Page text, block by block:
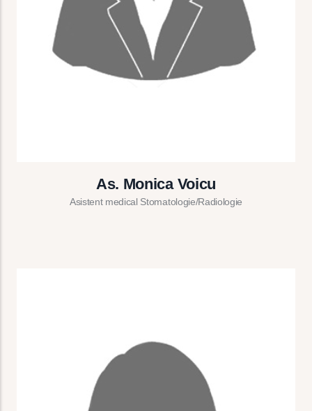
As. Monica Voicu
Asistent medical Stomatologie/Radiologie